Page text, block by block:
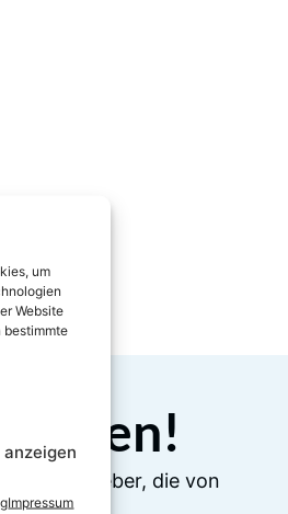
um
Website
bestimmte
Impressum
Ratgeber, die von